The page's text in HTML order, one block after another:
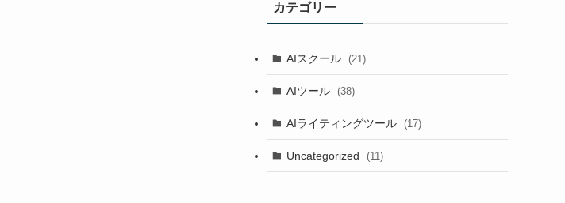
カテゴリー
AIスクール (21)
AIツール (38)
AIライティングツール (17)
Uncategorized (11)